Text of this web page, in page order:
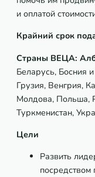
и оплатой
Крайний срок
Страны ВЕЦА:
Беларусь, Босния
Грузия, Венгрия,
Молдова, Польша,
Туркменистан,
Цели
Развить